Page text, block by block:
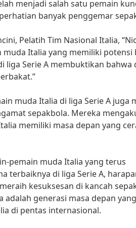
menjadi salah satu pemain
banyak penggemar
Pelatih Tim Nasional Italia,
Italia yang memiliki potensi
liga Serie A membuktikan bahwa
muda Italia di liga Serie A juga
sepakbola. Mereka
memiliki masa depan yang
pemain muda Italia yang terus
terbaiknya di liga Serie A,
kesuksesan di kancah
adalah generasi masa depan
di pentas internasional.